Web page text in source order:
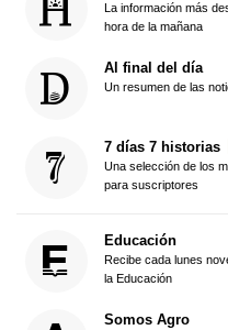
La información más
hora de la mañana
Al final del día
Un resumen de las
7 días 7 historias
Una selección de los
para suscriptores
Educación
Recibe cada lunes
la Educación
Somos Agro